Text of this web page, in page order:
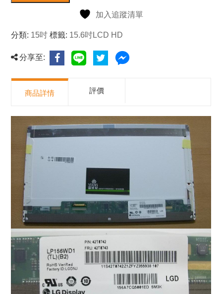
加入追蹤清單
分類: 15吋 標籤: 15.6吋LCD HD
分享至:
商品詳情 評價